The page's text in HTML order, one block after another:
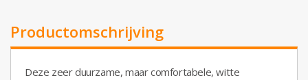
Productomschrijving
Deze zeer duurzame, maar comfortabele, witte